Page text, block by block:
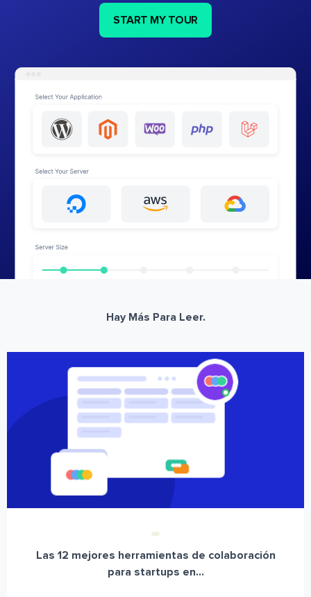
START MY TOUR
Hay Más Para Leer.
Las 12 mejores herramientas de colaboración
para startups en...